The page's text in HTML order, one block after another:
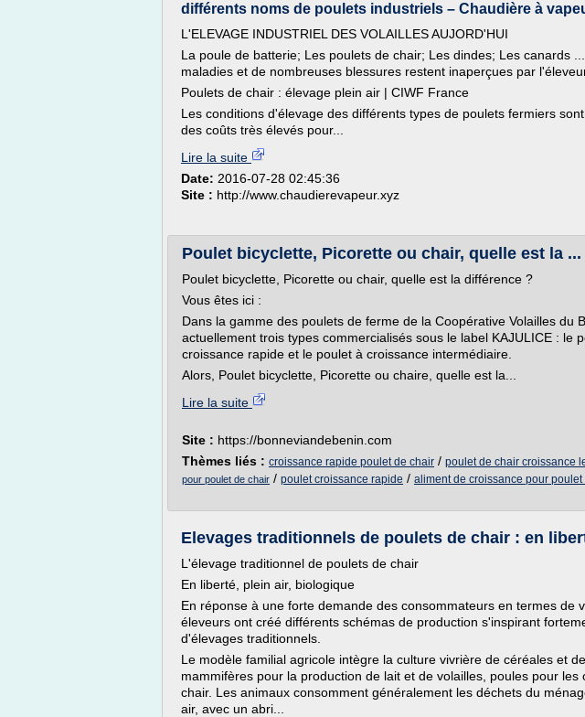
différents noms de poulets industriels – Chaudière à
L'ELEVAGE INDUSTRIEL DES VOLAILLES AUJORD'HUI
La poule de batterie; Les poulets de chair; Les dindes; Les canards
maladies et de nombreuses blessures restent inaperçues par l'éleveur
Poulets de chair : élevage plein air | CIWF France
Les conditions d'élevage des différents types de poulets fermiers
des coûts très élevés pour...
Lire la suite
Date: 2016-07-28 02:45:36
Site : http://www.chaudierevapeur.xyz
Poulet bicyclette, Picorette ou chair, quelle est la ...
Poulet bicyclette, Picorette ou chair, quelle est la différence ?
Vous êtes ici :
Dans la gamme des poulets de ferme de la Coopérative Volailles du
actuellement trois types commercialisés sous le label KAJULICE : le
croissance rapide et le poulet à croissance intermédiaire.
Alors, Poulet bicyclette, Picorette ou chaire, quelle est la...
Lire la suite
Site : https://bonneviandebenin.com
Thèmes liés : croissance rapide poulet de chair / poulet de chair croissance
pour poulet de chair / poulet croissance rapide / aliment de croissance pour poulet
Elevages traditionnels de poulets de chair : en
L'élevage traditionnel de poulets de chair
En liberté, plein air, biologique
En réponse à une forte demande des consommateurs en termes de
éleveurs ont créé différents schémas de production s'inspirant
d'élevages traditionnels.
Le modèle familial agricole intègre la culture vivrière de céréales et
mammifères pour la production de lait et de volailles, poules pour les
chair. Les animaux consomment généralement les déchets du
air, avec un abri...